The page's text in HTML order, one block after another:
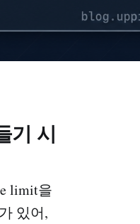
기 시
limit을
있어,